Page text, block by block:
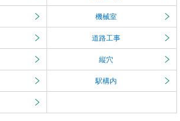
機械室
道路工事
縦穴
駅構内